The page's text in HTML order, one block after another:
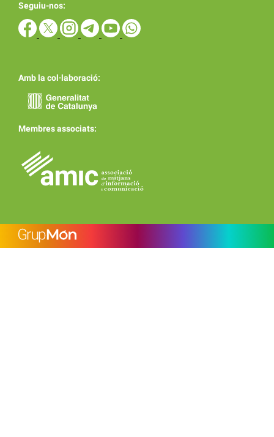
Seguiu-nos:
Amb la col·laboració:
Membres associats: